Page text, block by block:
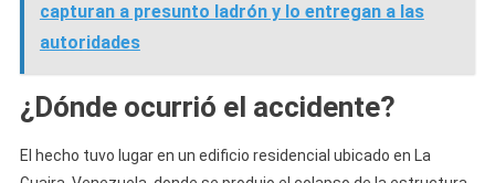
capturan a presunto ladrón y lo entregan a las
autoridades
¿Dónde ocurrió el accidente?
El hecho tuvo lugar en un edificio residencial ubicado en La